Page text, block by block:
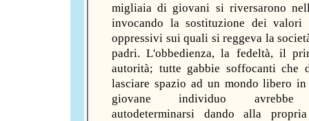
migliaia di giovani si riversarono
invocando la sostituzione dei valori
oppressivi sui quali si reggeva la
padri. L'obbedienza, la fedeltà, il
autorità; tutte gabbie soffocanti che
lasciare spazio ad un mondo libero
giovane individuo avrebbe
autodeterminarsi dando alla